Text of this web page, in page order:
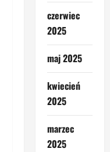
czerwiec
2025
maj 2025
kwiecień
2025
marzec
2025